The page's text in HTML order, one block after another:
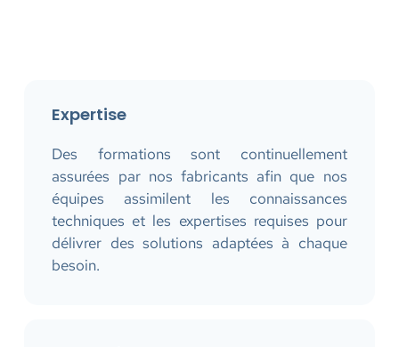
Expertise
Des formations sont continuellement
assurées par nos fabricants afin que nos
équipes assimilent les connaissances
techniques et les expertises requises pour
délivrer des solutions adaptées à chaque
besoin.